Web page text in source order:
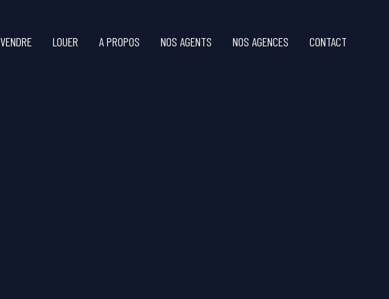
VENDRE LOUER A PROPOS NOS AGENTS NOS AGENCES CONTACT